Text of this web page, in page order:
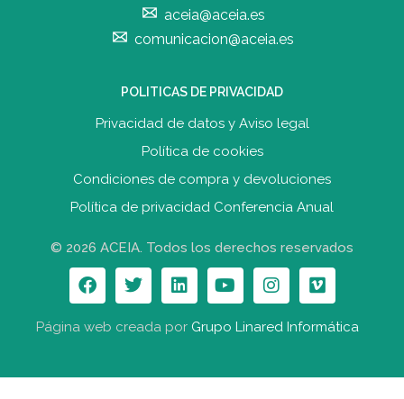
aceia@aceia.es
comunicacion@aceia.es
POLITICAS DE PRIVACIDAD
Privacidad de datos y Aviso legal
Política de cookies
Condiciones de compra y devoluciones
Política de privacidad Conferencia Anual
© 2026 ACEIA. Todos los derechos reservados
Página web creada por Grupo Linared Informática